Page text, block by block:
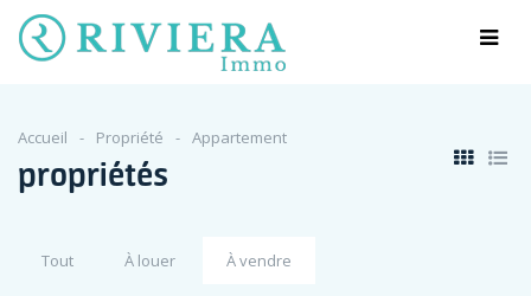
Accueil Propriété Appartement
propriétés
Tout À louer À vendre